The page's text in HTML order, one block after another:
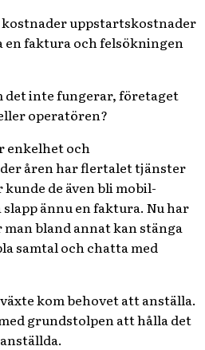
uppstartskostnader
en faktura och felsökningen
det inte fungerar, företaget
operatören?
enkelhet och
åren har flertalet tjänster
de även bli mobil-
ännu en faktura. Nu har
bland annat kan stänga
samtal och chatta med
kom behovet att anställa.
grundstolpen att hålla det